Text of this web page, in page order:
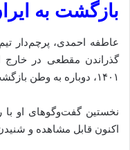
بازگشت به
عاطفه احمدی، پرچم‌دار
گذراندن مقطعی در خارج
۱۴۰۱، دوباره به وطن بازگشت.
نخستین گفت‌وگوهای او
اکنون قابل مشاهده و